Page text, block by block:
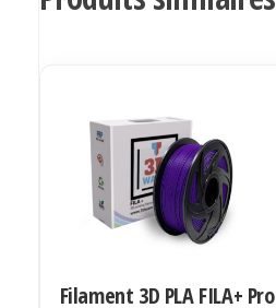
Filament 3D PLA FILA+ Pro